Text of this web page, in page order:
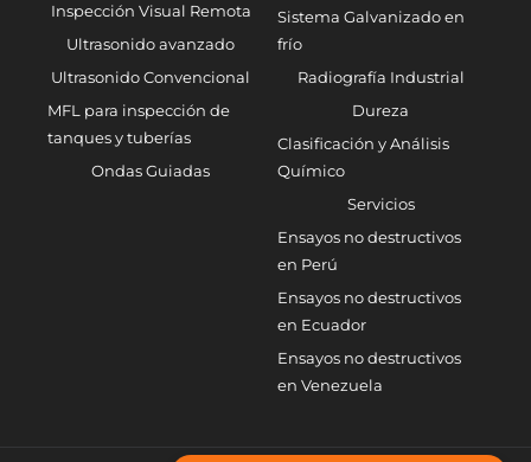
Inspección Visual Remota
Ultrasonido avanzado
Ultrasonido Convencional
MFL para inspección de
tanques y tuberías
Ondas Guiadas
Sistema Galvanizado en
frío
Radiografía Industrial
Dureza
Clasificación y Análisis
Químico
Servicios
Ensayos no destructivos
en Perú
Ensayos no destructivos
en Ecuador
Ensayos no destructivos
en Venezuela